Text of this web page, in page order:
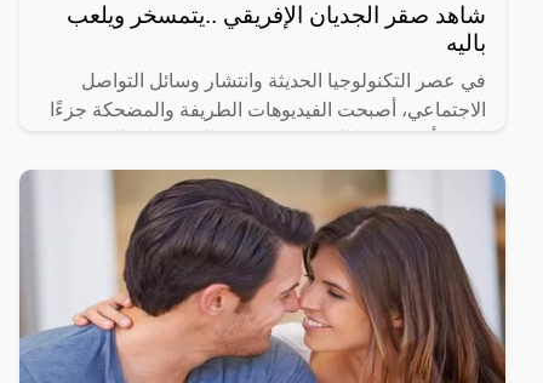
شاهد صقر الجديان الإفريقي ..يتمسخر ويلعب
باليه
في عصر التكنولوجيا الحديثة وانتشار وسائل التواصل
الاجتماعي، أصبحت الفيديوهات الطريفة والمضحكة جزءًا
انتشرت